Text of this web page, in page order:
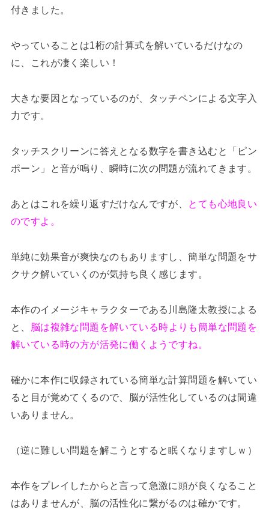
付きました。
やっていることは1桁の計算式を解いているだけなの
に、これが凄く楽しい！
大きな要因となっているのが、タッチペンによる文字入
力です。
タッチスクリーンに答えとなる数字を書き込むと「ピン
ポーン」と音が鳴り、瞬時に次の問題が流れてきます。
あとはこれを繰り返すだけなんですが、
とても心地良い
のですよ。
単純に効果音が爽快なのもありますし、簡単な問題をサ
クサク解いていくのが気持ち良く感じます。
本作のイメージキャラクターである川島隆太教授による
と、
脳は複雑な問題を解いている時よりも簡単な問題を
解いている時の方が活発に働くようですね。
確かに本作に収録されている簡単な計算問題を解いてい
ると目が覚めてくるので、脳が活性化しているのは間違
いありません。
（逆に難しい問題を解こうとすると眠くなりますしｗ）
本作をプレイしたからと言って急激に頭が良くなること
はありませんが、脳の活性化に繋がるのは確かです。